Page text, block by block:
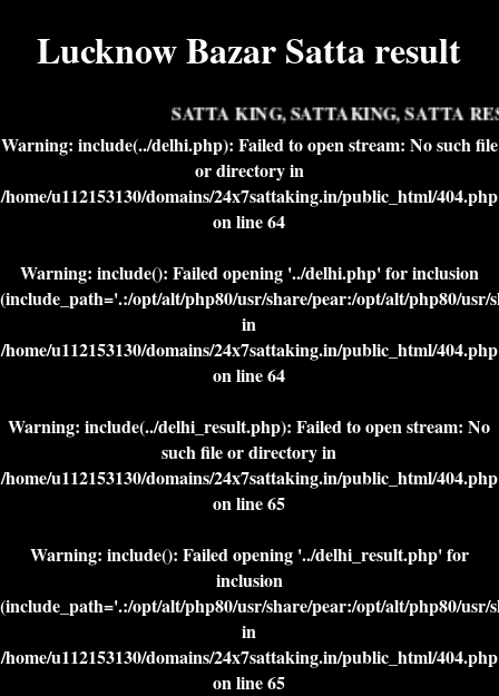
Lucknow Bazar Satta result
SATTA KING, SATTAKING, SATTA
Warning: include(../delhi.php): Failed to open stream: No such file
or directory in
/home/u112153130/domains/24x7sattaking.in/public_html/404.php
on line64
Warning: include(): Failed opening '../delhi.php' for inclusion
(include_path='.:/opt/alt/php80/usr/share/pear:/opt/alt/php80/
in
/home/u112153130/domains/24x7sattaking.in/public_html/404.php
on line64
Warning: include(../delhi_result.php): Failed to open stream: No
such file or directory in
/home/u112153130/domains/24x7sattaking.in/public_html/404.php
on line65
Warning: include(): Failed opening '../delhi_result.php' for
inclusion
(include_path='.:/opt/alt/php80/usr/share/pear:/opt/alt/php80/
in
/home/u112153130/domains/24x7sattaking.in/public_html/404.php
on line65